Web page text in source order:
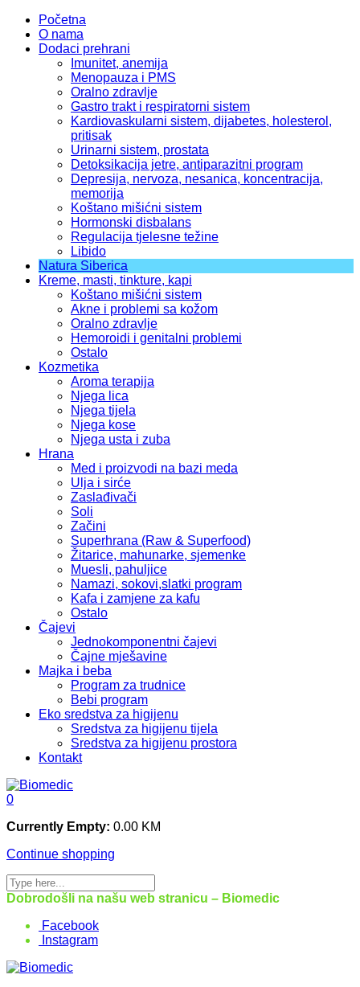
Početna
O nama
Dodaci prehrani
Imunitet, anemija
Menopauza i PMS
Oralno zdravlje
Gastro trakt i respiratorni sistem
Kardiovaskularni sistem, dijabetes, holesterol,
pritisak
Urinarni sistem, prostata
Detoksikacija jetre, antiparazitni program
Depresija, nervoza, nesanica, koncentracija,
memorija
Koštano mišićni sistem
Hormonski disbalans
Regulacija tjelesne težine
Libido
Natura Siberica
Kreme, masti, tinkture, kapi
Koštano mišićni sistem
Akne i problemi sa kožom
Oralno zdravlje
Hemoroidi i genitalni problemi
Ostalo
Kozmetika
Aroma terapija
Njega lica
Njega tijela
Njega kose
Njega usta i zuba
Hrana
Med i proizvodi na bazi meda
Ulja i sirće
Zaslađivači
Soli
Začini
Superhrana (Raw & Superfood)
Žitarice, mahunarke, sjemenke
Muesli, pahuljice
Namazi, sokovi,slatki program
Kafa i zamjene za kafu
Ostalo
Čajevi
Jednokomponentni čajevi
Čajne mješavine
Majka i beba
Program za trudnice
Bebi program
Eko sredstva za higijenu
Sredstva za higijenu tijela
Sredstva za higijenu prostora
Kontakt
0
Currently Empty: 0.00 KM
Continue shopping
Dobrodošli na našu web stranicu – Biomedic
Facebook
Instagram